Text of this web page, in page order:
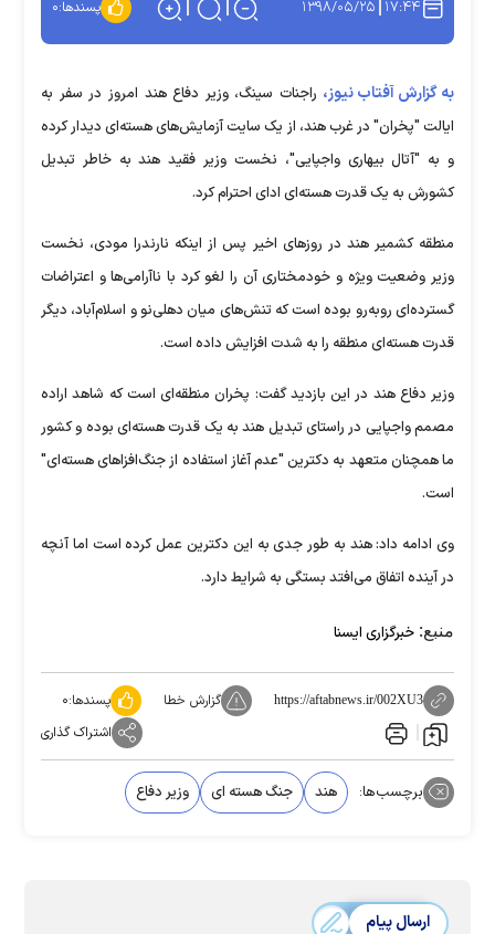
۱۷:۴۴ ۱۳۹۸/۰۵/۲۵ پسندها:۰
به گزارش آفتاب نیوز، راجنات سینگ، وزیر دفاع هند امروز در سفر به
ایالت "پخران" در غرب هند، از یک سایت آزمایش‌های هسته‌ای دیدار کرده
و به "آتال بیهاری واجپایی"، نخست وزیر فقید هند به خاطر تبدیل
کشورش به یک قدرت هسته‌ای ادای احترام کرد.
منطقه کشمیر هند در روزهای اخیر پس از اینکه نارندرا مودی، نخست
وزیر وضعیت ویژه و خودمختاری آن را لغو کرد با ناآرامی‌ها و اعتراضات
گسترده‌ای روبه‌رو بوده است که تنش‌های میان دهلی‌نو و اسلام‌آباد، دیگر
قدرت هسته‌ای منطقه‌ را به شدت افزایش داده است.
وزیر دفاع هند در این بازدید گفت: پخران منطقه‌ای است که شاهد اراده
مصمم واجپایی در راستای تبدیل هند به یک قدرت هسته‌ای بوده و کشور
ما همچنان متعهد به دکترین "عدم آغاز استفاده از جنگ‌افزاهای هسته‌ای"
است.
وی ادامه داد: هند به طور جدی به این دکترین عمل کرده است اما آنچه
در آینده اتفاق می‌افتد بستگی به شرایط دارد.
منبع: خبرگزاری ایسنا
https://aftabnews.ir/002XU3 گزارش خطا پسندها:۰
اشتراک گذاری
برچسب‌ها: هند جنگ هسته ای وزیر دفاع
ارسال پیام